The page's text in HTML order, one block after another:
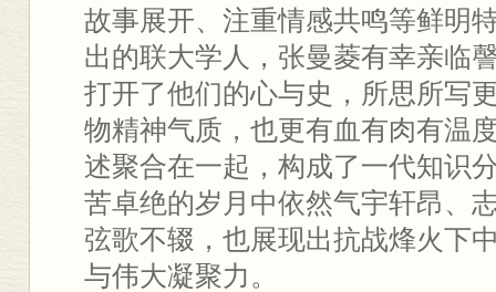
故事展开、注重情感共鸣等鲜明
出的联大学人，张曼菱有幸亲临
打开了他们的心与史，所思所写
物精神气质，也更有血有肉有温
述聚合在一起，构成了一代知识
苦卓绝的岁月中依然气宇轩昂、
弦歌不辍，也展现出抗战烽火下
与伟大凝聚力。